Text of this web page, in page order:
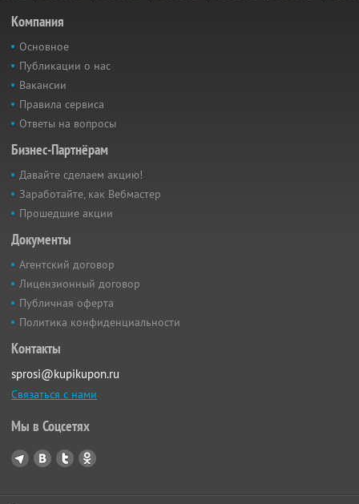
Компания
Основное
Публикации о нас
Вакансии
Правила сервиса
Ответы на вопросы
Бизнес-Партнёрам
Давайте сделаем акцию!
Заработайте, как Вебмастер
Прошедшие акции
Документы
Агентский договор
Лицензионный договор
Публичная оферта
Политика конфиденциальности
Контакты
sprosi@kupikupon.ru
Связаться с нами
Мы в Соцсетях